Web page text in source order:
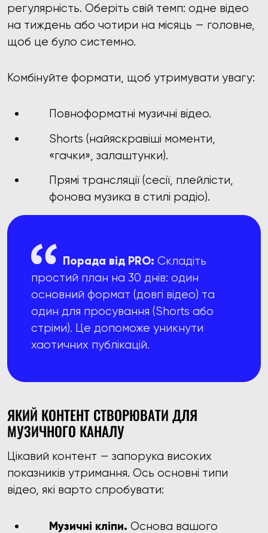
регулярність. Оберіть свій темп: одне відео
на тиждень або чотири на місяць — головне,
щоб це було системно.
Комбінуйте формати, щоб утримувати увагу:
Повноформатні музичні відео.
Shorts (найяскравіші моменти,
«гачки», залаштунки).
Прямі трансляції (сесії, плейлісти,
фонова музика в стилі радіо).
Порада від PRO: Складіть
простий план на 30 днів: один
основний формат (довгі відео) та
один для просування (Shorts або
стріми). Це допоможе уникнути
хаотичних публікацій.
ЯКИЙ КОНТЕНТ СТВОРЮВАТИ ДЛЯ
МУЗИЧНОГО КАНАЛУ
Цікавий контент — запорука високих
показників утримання. Ось основні типи
відео, які варто спробувати:
Музичні кліпи. Основа вашого